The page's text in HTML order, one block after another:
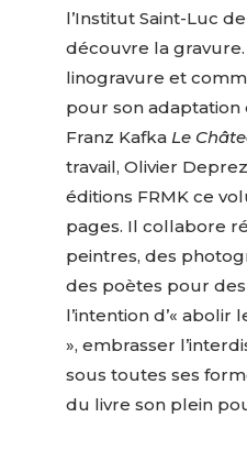
Statut / Organisation
J'accepte lestermes et
* Champ obligatoire
Nom
Prénom
Statut / Organisation
J'accepte lestermes et
* Champ obligatoire
l’Institut Saint-Luc
découvre la
linogravure et
pour son
Franz Kafka Le
travail, Olivier
éditions FRMK ce
pages. Il collabore
peintres, des
des poètes pour
l’intention d’«
», embrasser
sous toutes ses
du livre son plein